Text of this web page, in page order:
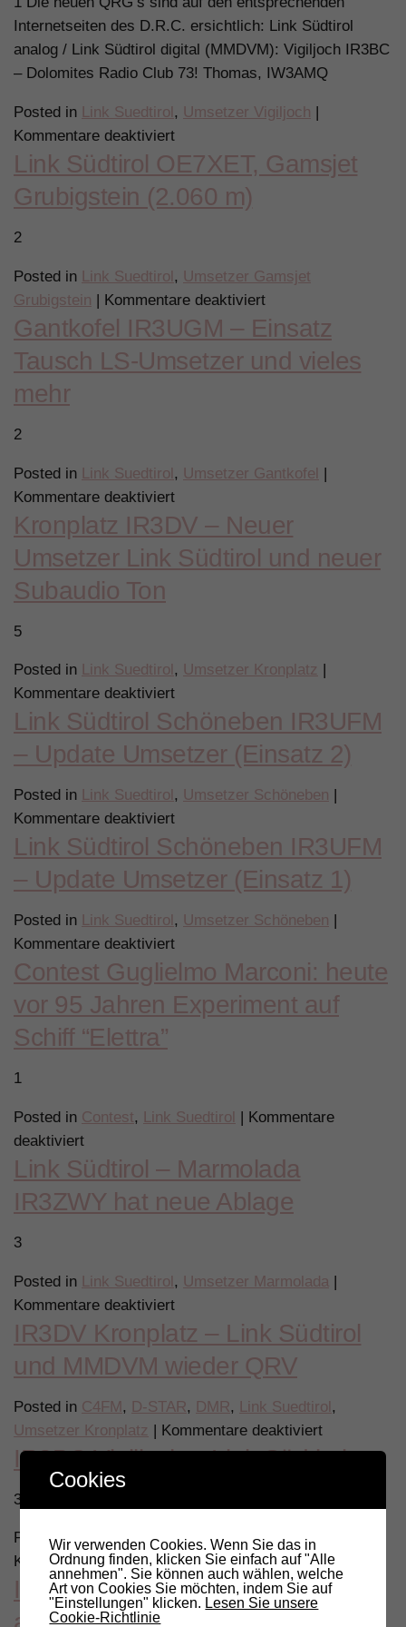
ändert
QRG
Internetseiten des D.R.C. ersichtlich: Link Südtirol
analog / Link Südtirol digital (MMDVM): Vigiljoch IR3BC
– Dolomites Radio Club 73! Thomas, IW3AMQ
Posted in Link Suedtirol , Umsetzer Vigiljoch
Kommentare deaktiviertfür
IR3BC
Vigiljoch
und
MMDVM:
neue
Link Südtirol OE7XET, Gamsjet
Grubigstein (2.060 m)
2
Posted in Link Suedtirol, Umsetzer Gamsjet
Grubigstein | Kommentare deaktiviertfür
Link
Südtirol
OE7XET,
Gantkofel IR3UGM – Einsatz
Tausch LS-Umsetzer und vieles
mehr
2
Posted in Link Suedtirol, Umsetzer Gantkofel |
Kommentare deaktiviertfür
Gantkofel
IR3UGM
–
Umsetzer
vieles
mehr
Kronplatz IR3DV – Neuer
Umsetzer Link Südtirol und neuer
Subaudio Ton
5
Posted in Link Suedtirol , Umsetzer Kronplatz
Kommentare deaktiviertfür
Kronplatz
–
Neuer
Link
Südtirol
und
Subaudio
Ton
Link Südtirol Schöneben IR3UFM
– Update Umsetzer (Einsatz 2)
Posted in Link Suedtirol , Umsetzer Schöneben
Kommentare deaktiviertfür
Link
Schöneben
IR3UFM
Update
Umsetzer
(Einsatz
Link Südtirol Schöneben IR3UFM
– Update Umsetzer (Einsatz 1)
Posted in Link Suedtirol , Umsetzer Schöneben
Kommentare deaktiviertfür
Link
Schöneben
Umsetzer
Contest Guglielmo Marconi: heute
vor 95 Jahren Experiment auf
Schiff “Elettra”
1
Posted in Contest, Link Suedtirol | Kommentare
deaktiviertfür
Contest
Guglielmo
Marconi:
95
Jahren
Experiment
Schiff
“Elettra”
Link Südtirol – Marmolada
IR3ZWY hat neue Ablage
3
Posted in Link Suedtirol, Umsetzer Marmolada |
Kommentare deaktiviertfür
Link
Südtirol
–
Marmolada
IR3ZWY
IR3DV Kronplatz – Link Südtirol
und MMDVM wieder QRV
Posted in C4FM, D-STAR, DMR, Link Suedtirol,
Umsetzer Kronplatz | Kommentare deaktiviertfür
IR3DV
und
MMDVM
IR3BC Vigiljoch – Link Südtirol
3 73! Gerald IN3PGD
Posted in Link Suedtirol,Umsetzer Vigiljoch
Kommentare deaktiviertfür
IR3BC
Vigiljoch
IR3DV Kronplatz – Arbeiten (fast)
Cookies
Wir verwenden Cookies. Wenn Sie das in
Ordnung finden, klicken Sie einfach auf "Alle
annehmen". Sie können auch wählen, welche
Art von Cookies Sie möchten, indem Sie auf
"Einstellungen" klicken. Lesen Sie unsere
Cookie-Richtlinie